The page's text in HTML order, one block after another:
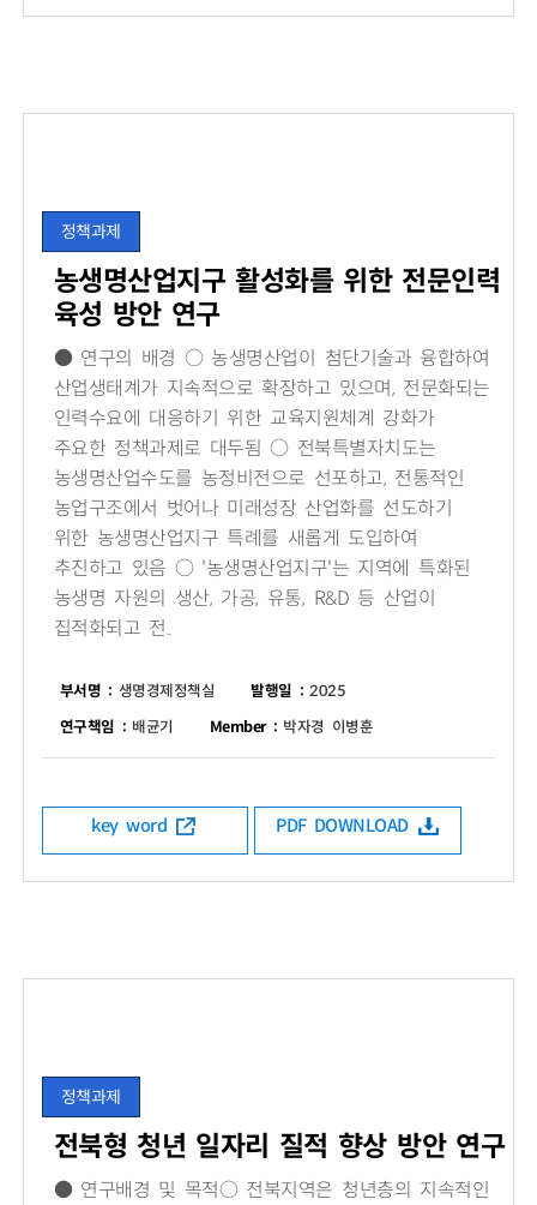
정책과제
농생명산업지구 활성화를 위한 전문인력
육성 방안 연구
● 연구의 배경 ○ 농생명산업이 첨단기술과 융합하여
산업생태계가 지속적으로 확장하고 있으며, 전문화되는
인력수요에 대응하기 위한 교육지원체계 강화가
주요한 정책과제로 대두됨 ○ 전북특별자치도는
농생명산업수도를 농정비전으로 선포하고, 전통적인
농업구조에서 벗어나 미래성장 산업화를 선도하기
위한 농생명산업지구 특례를 새롭게 도입하여
추진하고 있음 ○ '농생명산업지구'는 지역에 특화된
농생명 자원의 생산, 가공, 유통, R&D 등 산업이
집적화되고 전..
부서명 : 생명경제정책실 발행일 : 2025
연구책임 : 배균기 Member : 박자경 이병훈
key word PDF DOWNLOAD
정책과제
전북형 청년 일자리 질적 향상 방안 연구
● 연구배경 및 목적○ 전북지역은 청년층의 지속적인